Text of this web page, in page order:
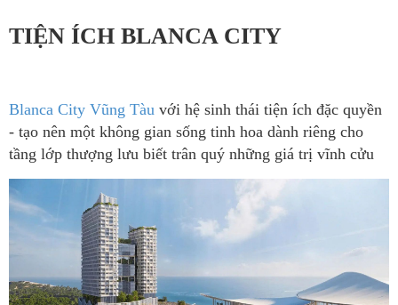
TIỆN ÍCH BLANCA CITY
Blanca City Vũng Tàu với hệ sinh thái tiện ích đặc quyền
- tạo nên một không gian sống tinh hoa dành riêng cho
tầng lớp thượng lưu biết trân quý những giá trị vĩnh cửu